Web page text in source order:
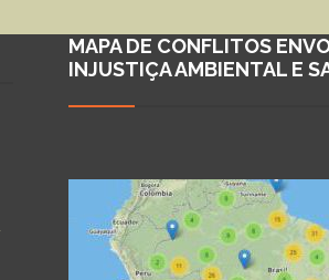
MAPA DE CONFLITOS
INJUSTIÇA AMBIENTAL E